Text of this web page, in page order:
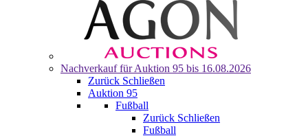
Nachverkauf für Auktion 95 bis 16.08.2026
Zurück Schließen
Auktion 95
Fußball
Zurück Schließen
Fußball